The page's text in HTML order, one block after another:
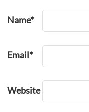
Name*
Email*
Website